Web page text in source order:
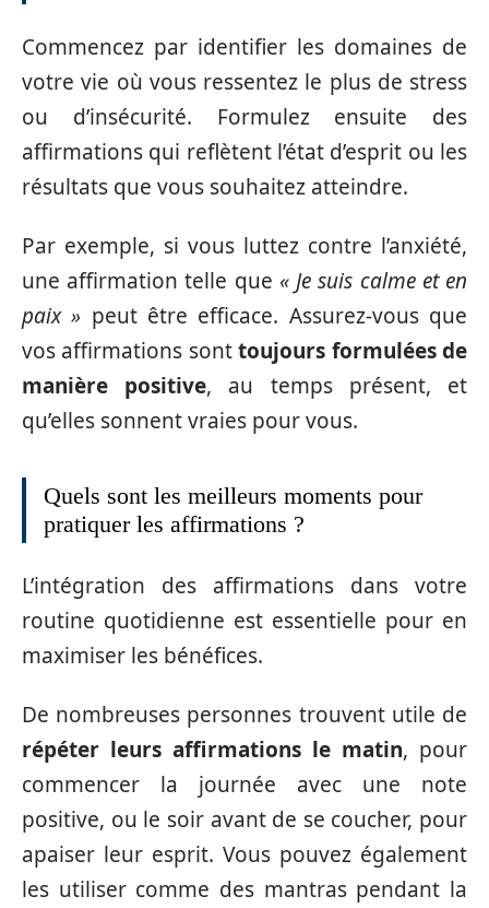
Commencez par identifier les domaines de
votre vie où vous ressentez le plus de stress
ou d’insécurité. Formulez ensuite des
affirmations qui reflètent l’état d’esprit ou les
résultats que vous souhaitez atteindre.
Par exemple, si vous luttez contre l’anxiété,
une affirmation telle que « Je suis calme et en
paix » peut être efficace. Assurez-vous que
vos affirmations sonttoujours formulées de
manière positive, au temps présent, et
qu’elles sonnent vraies pour vous.
Quels sont les meilleurs moments pour
pratiquer les affirmations ?
L’intégration des affirmations dans votre
routine quotidienne est essentielle pour en
maximiser les bénéfices.
De nombreuses personnes trouvent utile de
répéter leurs affirmations le matin, pour
commencer la journée avec une note
positive, ou le soir avant de se coucher, pour
apaiser leur esprit. Vous pouvez également
les utiliser comme des mantras pendant la